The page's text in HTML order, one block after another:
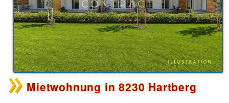
Mietwohnung in 8230 Hartberg